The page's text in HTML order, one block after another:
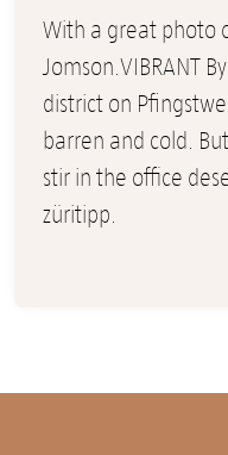
With a great photo
Jomson.VIBRANT
district on
barren and cold.
stir in the office
züritipp.